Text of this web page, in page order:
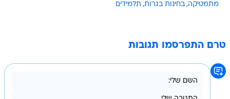
מתמטיקה בחינות בגרות תלמידים
טרם התפרסמו תגובות